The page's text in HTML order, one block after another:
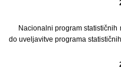
Nacionalni program statističnih
do uveljavitve programa